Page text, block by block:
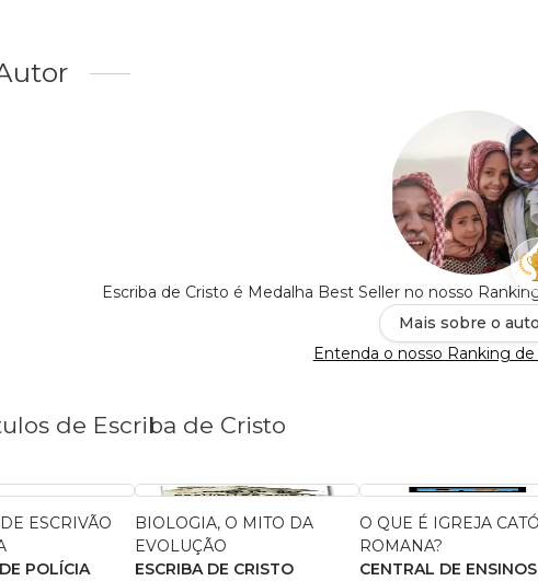
Escriba de Cristo é Medalha Best Seller no nosso
Mais sobre o
Entenda o nosso Ranking
de Escriba de Cristo
ESCRIVÃO
POLÍCIA
BIOLOGIA, O MITO DA
EVOLUÇÃO
ESCRIBA DE CRISTO
O QUE É IGREJA
ROMANA?
CENTRAL DE ENSINOS